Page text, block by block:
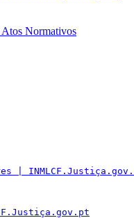
Normativos
|